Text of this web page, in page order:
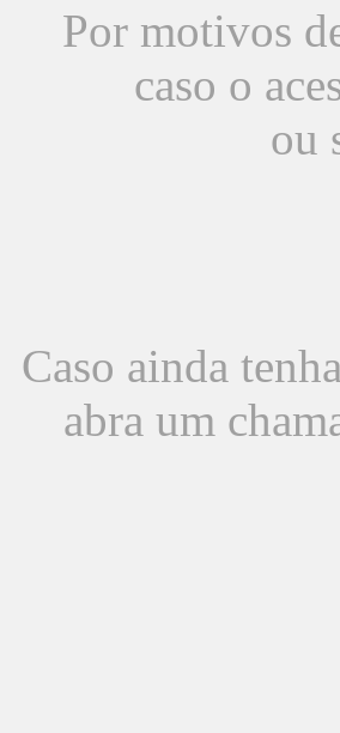
Por motivos
caso o
ou
Caso ainda
abra um